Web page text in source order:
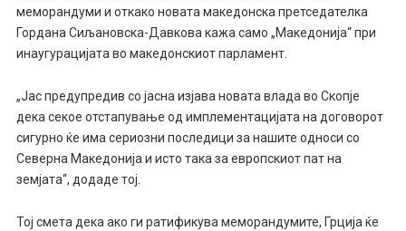
меморандуми и откако новата македонска претседателка
Гордана Сиљановска-Давкова кажа само „Македонија“ при
инаугурацијата во македонскиот парламент.
„Јас предупредив со јасна изјава новата влада во Скопје
дека секое отстапување од имплементацијата на договорот
сигурно ќе има сериозни последици за нашите односи со
Северна Македонија и исто така за европскиот пат на
земјата“, додаде тој.
Тој смета дека ако ги ратификува меморандумите, Грција ќе